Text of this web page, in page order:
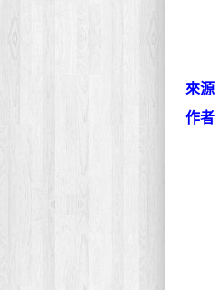
來源
作者